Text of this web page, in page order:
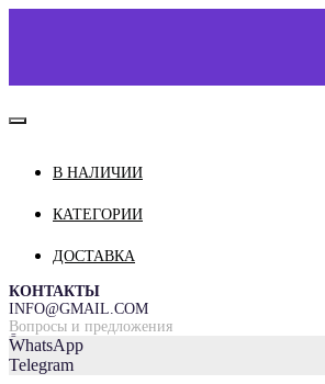
О НАС
ДОСТАВКА И ОПЛАТА
=
В НАЛИЧИИ
КАТЕГОРИИ
ДОСТАВКА
КОНТАКТЫ
INFO@GMAIL.COM
Вопросы и предложения
WhatsApp
Telegram